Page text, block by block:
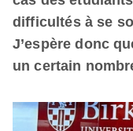
difficultés à se
J’espère donc
un certain